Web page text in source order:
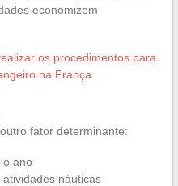
economizem
os procedimentos para
na França
fator determinante:
o ano
náuticas